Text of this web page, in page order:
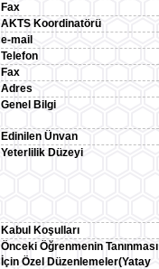
Fax
AKTS Koordinatörü
e-mail
Telefon
Fax
Adres
Genel Bilgi
Edinilen Ünvan
Yeterlilik Düzeyi
Kabul Koşulları
Önceki Öğrenmenin Tanınması
İçin Özel Düzenlemeler(Yatay